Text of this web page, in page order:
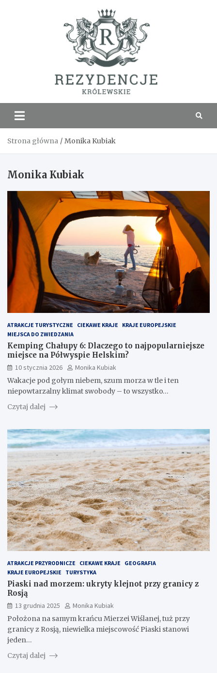
Strona główna Monika Kubiak
Monika Kubiak
ATRAKCJE TURYSTYCZNE CIEKAWE KRAJE
KRAJE EUROPEJSKIE
MIEJSCA DO ZWIEDZANIA
Kemping Chałupy 6: Dlaczego to najpopularniejsze
miejsce na Półwyspie Helskim?
10 stycznia 2026
Monika Kubiak
Wakacje pod gołym niebem, szum morza w tle i ten
niepowtarzalny klimat swobody – to wszystko…
Czytaj dalej
ATRAKCJE PRZYRODNICZE CIEKAWE KRAJE
GEOGRAFIA
KRAJE EUROPEJSKIE
TURYSTYKA
Piaski nad morzem: ukryty klejnot przy granicy z
Rosją
13 grudnia 2025
Monika Kubiak
Położona na samym krańcu Mierzei Wiślanej, tuż przy
granicy z Rosją, niewielka miejscowość Piaski stanowi
jeden…
Czytaj dalej